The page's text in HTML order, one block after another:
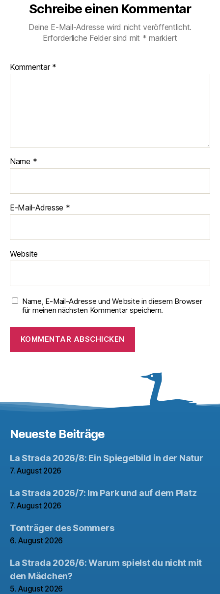
Schreibe einen Kommentar
Deine E-Mail-Adresse wird nicht veröffentlicht.
Erforderliche Felder sind mit * markiert
Kommentar *
Name *
E-Mail-Adresse *
Website
Name, E-Mail-Adresse und Website in diesem Browser
für meinen nächsten Kommentar speichern.
Neueste Beiträge
La Strada 2026/8: Ein Spiegelbild in der Natur
7. August 2026
La Strada 2026/7: Im Park und auf dem Platz
7. August 2026
Tonträger des Sommers
6. August 2026
La Strada 2026/6: Warum spielst du nicht mit
den Mädchen?
5. August 2026